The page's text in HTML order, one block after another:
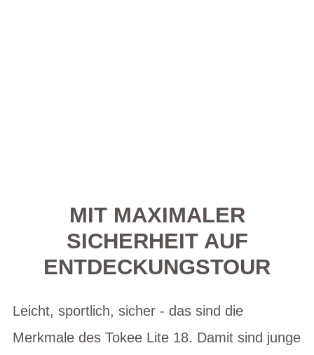
MIT MAXIMALER
SICHERHEIT AUF
ENTDECKUNGSTOUR
Leicht, sportlich, sicher - das sind die
Merkmale des Tokee Lite 18. Damit sind junge